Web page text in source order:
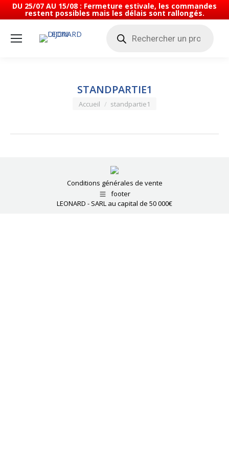
DU 25/07 AU 15/08 : Fermeture estivale, les commandes
restent possibles mais les délais sont rallongés.
produits
STANDPARTIE1
Vous êtes ici :
Accueil standpartie1
Conditions générales de vente
footer
LEONARD - SARL au capital de 50 000€